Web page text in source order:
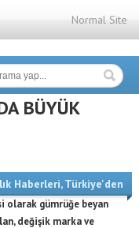
Normal Site
BÜYÜK
Haberleri,Türkiye'den
olarak gümrüğe beyan
değişik marka ve